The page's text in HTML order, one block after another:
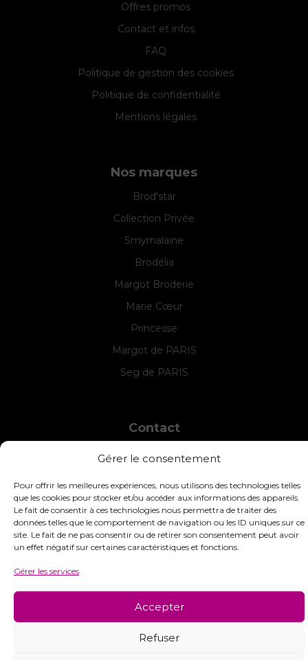
Gérer le consentement
Pour offrir les meilleures expériences, nous utilisons des technologies telles
que les cookies pour stocker et/ou accéder aux informations des appareils.
Le fait de consentir à ces technologies nous permettra de traiter des
données telles que le comportement de navigation ou les ID uniques sur ce
site. Le fait de ne pas consentir ou de retirer son consentement peut avoir
un effet négatif sur certaines caractéristiques et fonctions.
Gérer les services
Accepter
Refuser
Offres promos
Contact et infos
FAQ
Politique de gestion des cookies
Politique de confidentialité
Mentions légales
Nos marques
Brod'star
Collection Privée
Smyrnalaine
Brodélia
Margot Broderie
Marie Cœur
Princesse
Margot de PARIS
Seg de PARIS
Contact
INTERSTISS
7 Boulevard des Frères Lumière
France
+33 (0)4 74 01 99 80
commandes@interstiss.com
© 2026 Interstiss Loisirs Créatifs. Tous droits réservés.